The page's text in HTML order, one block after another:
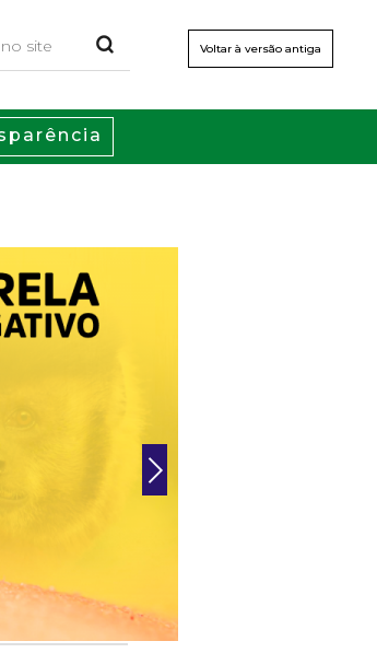
Voltar à versão antiga